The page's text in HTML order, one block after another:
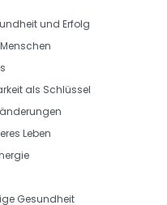
und Erfolg
als Schlüssel
Leben
Gesundheit